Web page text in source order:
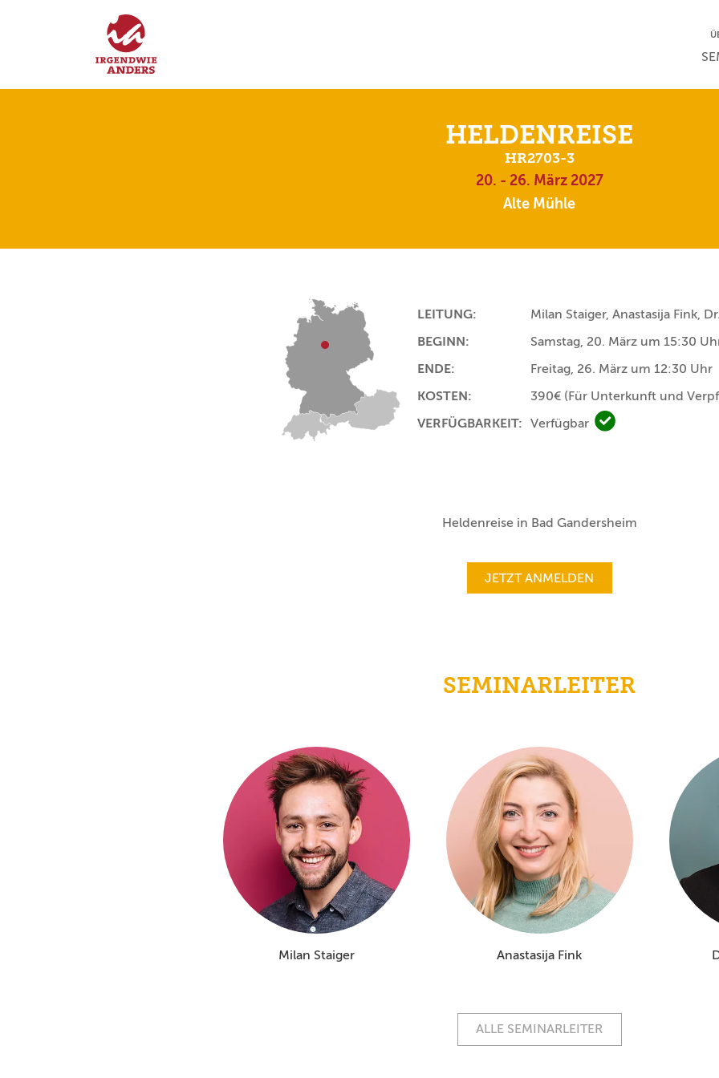
HELDENREISE
HR2703-3
20. - 26. März 2027
Alte Mühle
LEITUNG:
Milan Staiger, Anastasija Fink,
BEGINN:
Samstag, 20. März um 15:30
ENDE:
Freitag, 26. März um 12:30 Uhr
KOSTEN:
390€ (Für Unterkunft und
VERFÜGBARKEIT: Verfügbar Verfügbar
Heldenreise in Bad Gandersheim
JETZT ANMELDEN
SEMINARLEITER
Milan Staiger Anastasija Fink
ALLE SEMINARLEITER